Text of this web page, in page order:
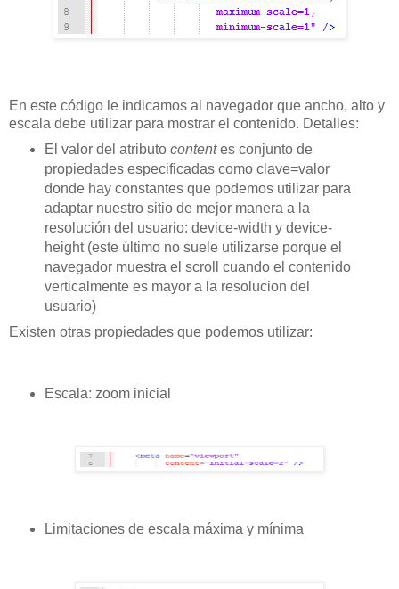
En este código le indicamos al navegador que ancho, alto y
escala debe utilizar para mostrar el contenido. Detalles:
El valor del atributo contentes conjunto de
propiedades especificadas como clave=valor
donde hay constantes que podemos utilizar para
adaptar nuestro sitio de mejor manera a la
resolución del usuario: device-width y device-
height (este último no suele utilizarse porque el
navegador muestra el scroll cuando el contenido
verticalmente es mayor a la resolucion del
usuario)
Existen otras propiedades que podemos utilizar:
Escala: zoom inicial
Limitaciones de escala máxima y mínima